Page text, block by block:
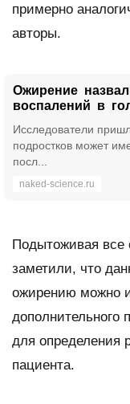
примерно
авторы.
Ожирение
воспалений в
Исследователи
подростков может
посл...
naked-science.ru
Подытоживая все
заметили, что
ожирению можно
для определения
пациента.